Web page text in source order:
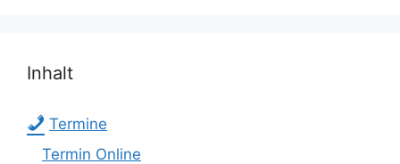
Inhalt
Termine
Termin Online